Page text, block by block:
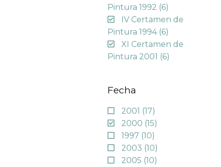
Pintura 1992 (6)
IV Certamen de
Pintura 1994 (6)
XI Certamen de
Pintura 2001 (6)
Fecha
2001 (17)
2000 (15)
1997 (10)
2003 (10)
2005 (10)